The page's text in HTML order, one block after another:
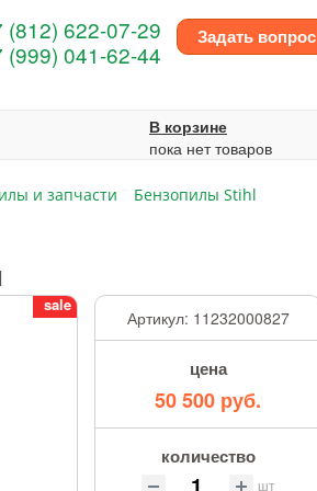
Задать вопрос
(812) 622-07-29
(999) 041-62-44
В корзине
пока нет товаров
и запчасти
Бензопилы Stihl
sale
Артикул: 11232000827
цена
50 500 руб.
количество
шт